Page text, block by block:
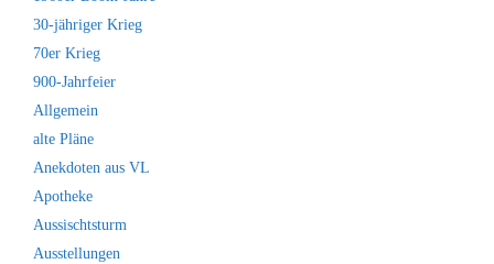
30-jähriger Krieg
70er Krieg
900-Jahrfeier
Allgemein
alte Pläne
Anekdoten aus VL
Apotheke
Aussischtsturm
Ausstellungen